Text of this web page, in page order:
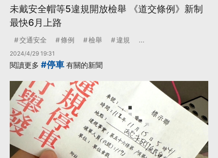
未戴安全帽等5違規開放檢舉 《道交條例》新制
最快6月上路
交通安全 條例 檢舉 違規 ...
2024/4/29 19:31
閱讀更多 #停車 有關的新聞